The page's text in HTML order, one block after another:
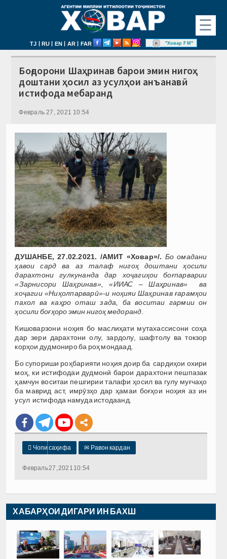
☰
TJ | RU | EN | AR | FAR "Ховар FM"
Боғдорони Шаҳринав барои эмин нигоҳ
доштани ҳосил аз усулҳои анъанавӣ
истифода мебаранд
Февраль 27, 2021 10:54
ДУШАНБЕ, 27.02.2021. /АМИТ «Ховар»/. Бо омадани
ҳавои сард ва аз талаф нигоҳ доштани ҳосили
дарахтони гулкунанда дар хоҷагиҳои боғпарварии
«Зарнисори Шаҳринав», «ИИАС – Шаҳринав» ва
хоҷагии «Ниҳолпарварӣ»-и ноҳияи Шаҳринав ғарамҳои
пахол ва каҳро оташ зада, ба воситаи гармии он
ҳосили боғҳоро эмин нигоҳ медоранд.
Кишоварзони ноҳия бо маслиҳати мутахассисони соҳа
дар зери дарахтони олу, зардолу, шафтолу ва токзор
корҳои дудмониро ба роҳ мондаад.
Бо супориши роҳбарияти ноҳия доир ба сардиҳои охири
моҳ, ки истифодаи дудмонӣ барои дарахтони пешпазак
ҳамчун воситаи пешгирии талафи ҳосил ва гулу муғчаҳо
ба маврид аст, имрӯзҳо дар ҳамаи боғҳои ноҳия аз ин
усул истифода намуда истодаанд.
 Чопи саҳифа ✉ Равон кардан
Февраль 27, 2021 10:54
ХАБАРҲОИ ДИГАРИ ИН БАХШ